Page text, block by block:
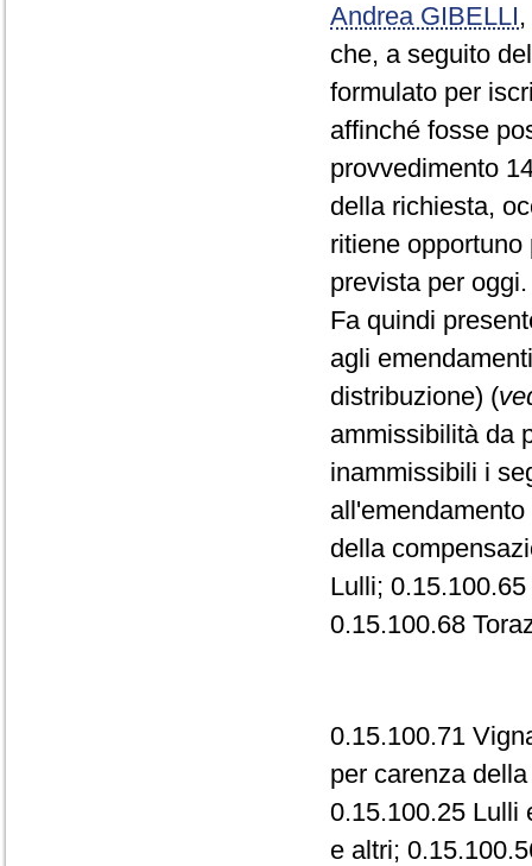
Andrea GIBELLI,
che, a seguito
formulato per
affinché fosse
provvedimento
della richiesta,
ritiene
prevista per oggi.
Fa quindi
agli
distribuzione) (
ammissibilità da
inammissibili i
della
Lulli;
0.15.100.68
0.15.100.71
per carenza
0.15.100.25 Lulli
e altri;